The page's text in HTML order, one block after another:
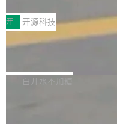
一，界面错位。他说这个问
至今没变"。 数据流方面，
I 的属性包装器演进史...
AI 聊天功能（添加了一些快
<li><span
在新 SQL 控制台中打开 AI
span></li>
2026卫星活动——第二届多
型挑战赛 （Multilingual
h Language Model
ask 1赛道中，传音TEX AI
自主研发的说话人归属多语
开 开源科技
Qwen3.8-Max 发布，下周
千问大模型宣布正式推出
的模型 Qwen3.8-Max，也
白开水不加糖